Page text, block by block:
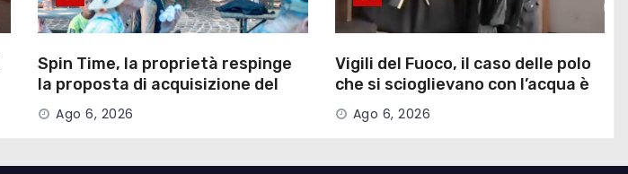
Spin Time, la proprietà respinge
la proposta di acquisizione del
Campidoglio
Ago 6, 2026
Vigili del Fuoco, il caso delle polo
che si scioglievano con l’acqua è
stato risolto
Ago 6, 2026